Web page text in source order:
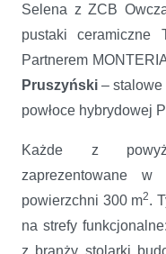
Selena z ZCB
pustaki ceramiczne
Partnerem
Pruszyński –
powłoce hybrydowej
Każde z
zaprezentowane
powierzchni 300 m2.
na strefy
z branży stolarki